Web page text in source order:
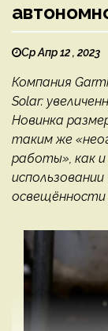
Ср Апр 12 , 2023
Компания
Solar:
Новинка
таким же
работы», как
использовании
освещённости